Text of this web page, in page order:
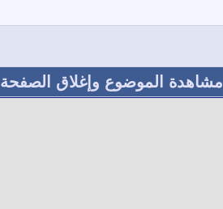
مشاهدة الموضوع وإغلاق الصفحة